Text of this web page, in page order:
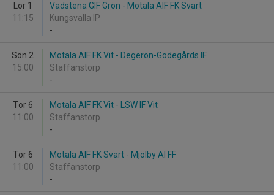
Lör 1
11:15
Vadstena GIF Grön - Motala AIF FK Svart
Kungsvalla IP
-
Sön 2
15:00
Motala AIF FK Vit - Degerön-Godegårds IF
Staffanstorp
-
Tor 6
11:00
Motala AIF FK Vit - LSW IF Vit
Staffanstorp
-
Tor 6
11:00
Motala AIF FK Svart - Mjölby AI FF
Staffanstorp
-